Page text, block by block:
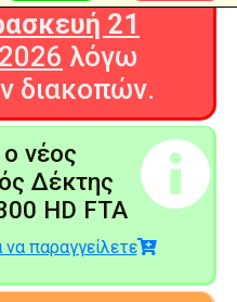
21
2026 λόγω
διακοπών.
νέος
Δέκτης
HD FTA
παραγγείλετε